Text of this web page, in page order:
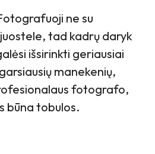
ne su
tad kadrų daryk
išsirinkti geriausiai
manekenių,
fotografo,
būna tobulos.